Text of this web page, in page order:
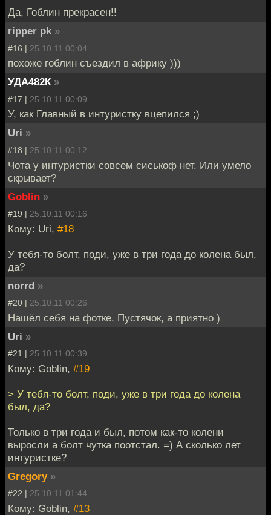
Да, Гоблин прекрасен!!
ripper pk »
#16 | 25.10.11 00:04
похоже гоблин съездил в африку )))
УДА482К »
#17 | 25.10.11 00:09
У, как Главный в интуристку вцепился ;)
Uri »
#18 | 25.10.11 00:12
Чота у интуристки совсем сиськоф нет. Или умело
скрывает?
Goblin »
#19 | 25.10.11 00:16
Кому: Uri, #18
У тебя-то болт, поди, уже в три года до колена был,
да?
norrd »
#20 | 25.10.11 00:26
Нашёл себя на фотке. Пустячок, а приятно )
Uri »
#21 | 25.10.11 00:39
Кому: Goblin, #19
> У тебя-то болт, поди, уже в три года до колена
был, да?
Только в три года и был, потом как-то колени
выросли а болт чутка поотстал. =) А сколько лет
интуристке?
Gregory »
#22 | 25.10.11 01:44
Кому: Goblin, #13